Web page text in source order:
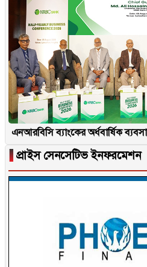
এনআরবিসি ব্যাংকের অর্ধবার্ষিক
▐ প্রাইস সেনসেটিভ ইনফরমেশন